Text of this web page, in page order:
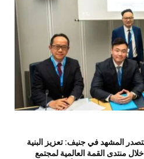
المشهد في جنيف: تعزيز البنية
خلال منتدى القمة العالمية لمجتمع